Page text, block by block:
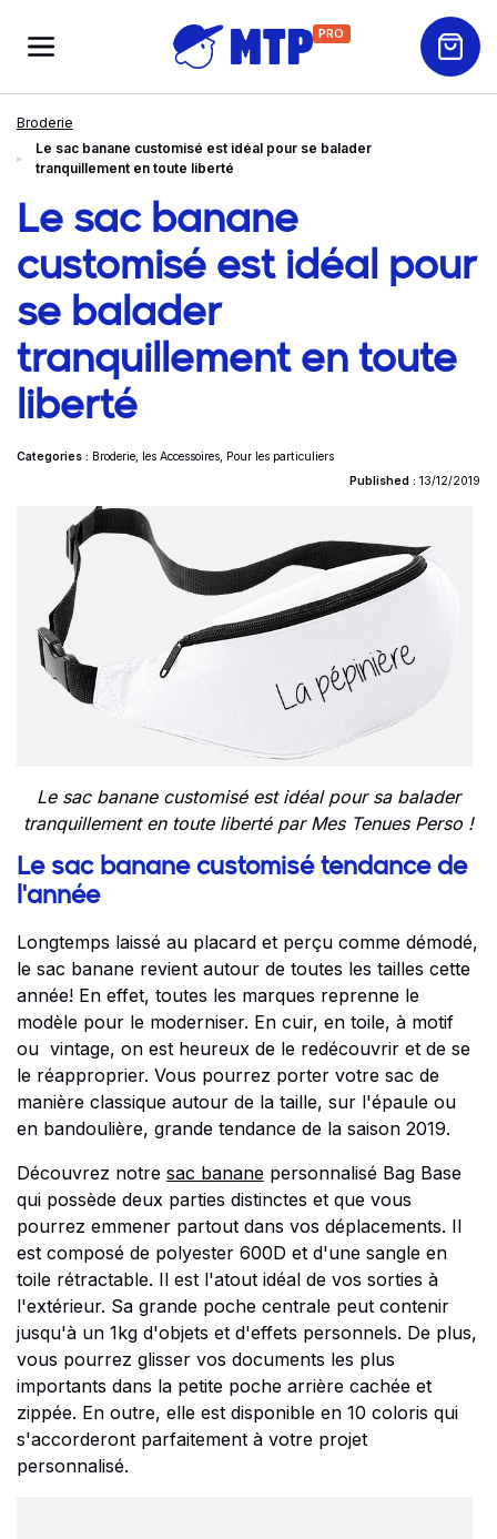
PRO
Broderie
Le sac banane customisé est idéal pour se balader
tranquillement en toute liberté
Le sac banane
customisé est idéal pour
se balader
tranquillement en toute
liberté
Categories : Broderie les Accessoires Pour les particuliers
Published : 13/12/2019
Le sac banane customisé est idéal pour sa balader
tranquillement en toute liberté par Mes Tenues Perso !
Le sac banane customisé tendance de
l'année
Longtemps laissé au placard et perçu comme démodé,
le sac banane revient autour de toutes les tailles cette
année! En effet, toutes les marques reprenne le
modèle pour le moderniser. En cuir, en toile, à motif
ou vintage, on est heureux de le redécouvrir et de se
le réapproprier. Vous pourrez porter votre sac de
manière classique autour de la taille, sur l'épaule ou
en bandoulière, grande tendance de la saison 2019.
Découvrez notre sac banane personnalisé Bag Base
qui possède deux parties distinctes et que vous
pourrez emmener partout dans vos déplacements. Il
est composé de polyester 600D et d'une sangle en
toile rétractable. Il est l'atout idéal de vos sorties à
l'extérieur. Sa grande poche centrale peut contenir
jusqu'à un 1kg d'objets et d'effets personnels. De plus,
vous pourrez glisser vos documents les plus
importants dans la petite poche arrière cachée et
zippée. En outre, elle est disponible en 10 coloris qui
s'accorderont parfaitement à votre projet
personnalisé.